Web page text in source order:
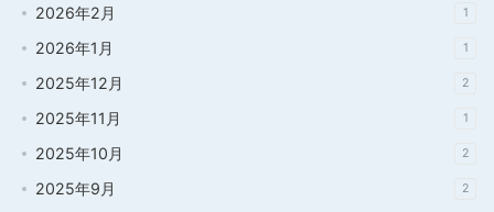
2026年2月 1
2026年1月 1
2025年12月 2
2025年11月 1
2025年10月 2
2025年9月 2